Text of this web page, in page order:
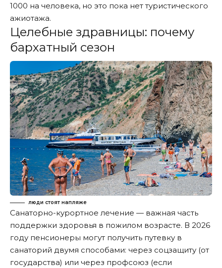
1000 на человека, но это пока нет туристического
ажиотажа.
Целебные здравницы: почему
бархатный сезон
люди стоят напляже
Санаторно-курортное лечение — важная часть
поддержки здоровья в пожилом возрасте. В 2026
году пенсионеры могут получить путевку в
санаторий двумя способами: через соцзащиту (от
государства) или через профсоюз (если